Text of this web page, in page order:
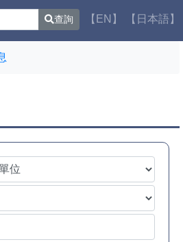
查詢 【EN】 【日本語】